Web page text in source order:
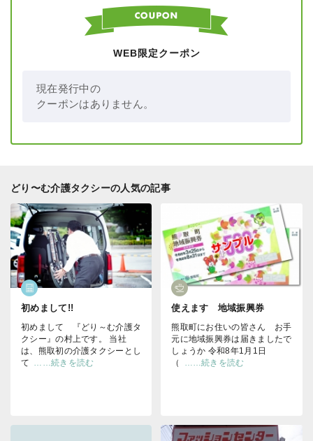
WEB限定クーポン
現在発行中の
クーポンはありません。
どり〜む介護タクシーの人気の記事
初めまして!!
初めまして 『どり～む介護タ
クシー』の村上です。 当社
は、熊取初の介護タクシーとし
て
……続きを読む
使えます 地域振興券
熊取町にお住いの皆さん お手
元に地域振興券は届きましたで
しょうか 令和8年1月1日
（
……続きを読む